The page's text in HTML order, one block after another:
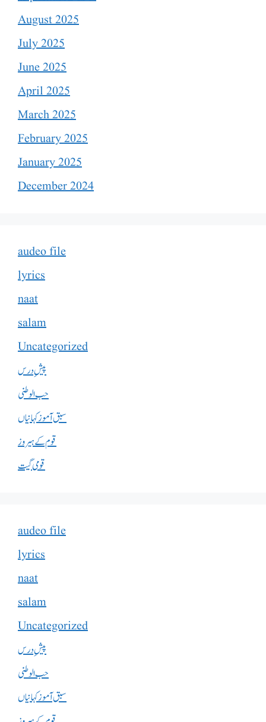
August 2025
July 2025
June 2025
April 2025
March 2025
February 2025
January 2025
December 2024
audeo file
lyrics
naat
salam
Uncategorized
پیشِ درس
حب الوطنی
سبق آموز کہانیاں
قوم کے ہیروز
قومی گیت
audeo file
lyrics
naat
salam
Uncategorized
پیشِ درس
حب الوطنی
سبق آموز کہانیاں